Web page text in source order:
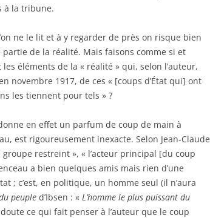
à la tribune.
ne le lit et à y regarder de près on risque bien
de la réalité. Mais faisons comme si et
éléments de la « réalité » qui, selon l’auteur,
novembre 1917, de ces « [coups d’État qui] ont
les tiennent pour tels » ?
en effet un parfum de coup de main à
est rigoureusement inexacte. Selon Jean-Claude
restreint », « l’acteur principal [du coup
a bien quelques amis mais rien d’une
; c’est, en politique, un homme seul (il n’aura
peuple d’Ibsen : « L’homme le plus puissant du
doute ce qui fait penser à l’auteur que le coup